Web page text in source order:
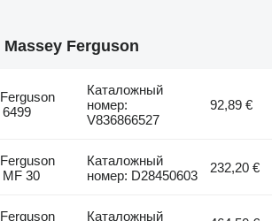
Ferguson
Каталожный
номер:
V836866527
92,89 €
30
Каталожный
номер: D28450603
232,20 €
Каталожный